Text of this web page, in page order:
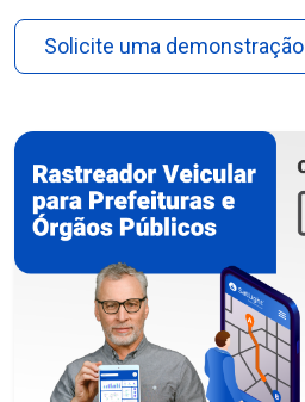
Solicite uma demonstração